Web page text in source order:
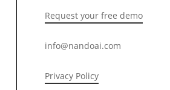
Request your free demo
info@nandoai.com
Privacy Policy